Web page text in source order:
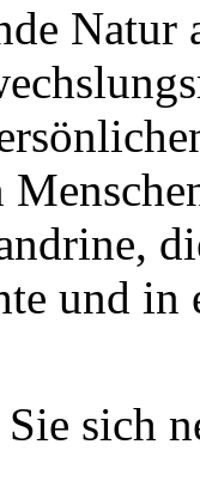
und
sich